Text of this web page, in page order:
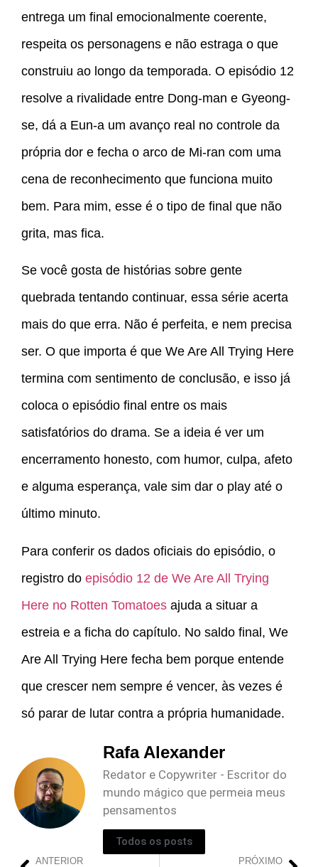
entrega um final emocionalmente coerente,
respeita os personagens e não estraga o que
construiu ao longo da temporada. O episódio 12
resolve a rivalidade entre Dong-man e Gyeong-
se, dá a Eun-a um avanço real no controle da
própria dor e fecha o arco de Mi-ran com uma
cena de reconhecimento que funciona muito
bem. Para mim, esse é o tipo de final que não
grita, mas fica.
Se você gosta de histórias sobre gente
quebrada tentando continuar, essa série acerta
mais do que erra. Não é perfeita, e nem precisa
ser. O que importa é que We Are All Trying Here
termina com sentimento de conclusão, e isso já
coloca o episódio final entre os mais
satisfatórios do drama. Se a ideia é ver um
encerramento honesto, com humor, culpa, afeto
e alguma esperança, vale sim dar o play até o
último minuto.
Para conferir os dados oficiais do episódio, o
registro do episódio 12 de We Are All Trying
Here no Rotten Tomatoes ajuda a situar a
estreia e a ficha do capítulo. No saldo final, We
Are All Trying Here fecha bem porque entende
que crescer nem sempre é vencer, às vezes é
só parar de lutar contra a própria humanidade.
Rafa Alexander
Redator e Copywriter - Escritor do
mundo mágico que permeia meus
pensamentos
Todos os posts
ANTERIOR PRÓXIMO